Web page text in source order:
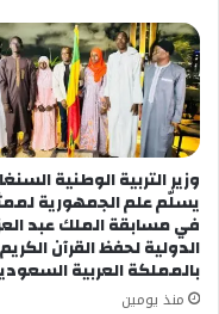
وزير التربية الوطنية
يسلّم علم الجمهورية
في مسابقة الملك عبد
الدولية لحفظ القرآن الكريم
بالمملكة العربية
منذ يومين